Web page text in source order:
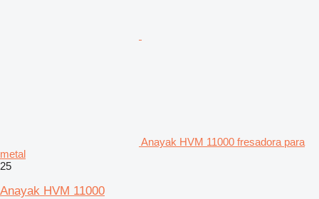
Anayak HVM 11000 fresadora para
metal
25
Anayak HVM 11000